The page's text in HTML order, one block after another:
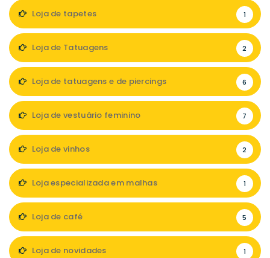
Loja de tapetes 1
Loja de Tatuagens 2
Loja de tatuagens e de piercings 6
Loja de vestuário feminino 7
Loja de vinhos 2
Loja especializada em malhas 1
Loja de café 5
Loja de novidades 1